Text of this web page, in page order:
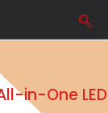
in-One LED